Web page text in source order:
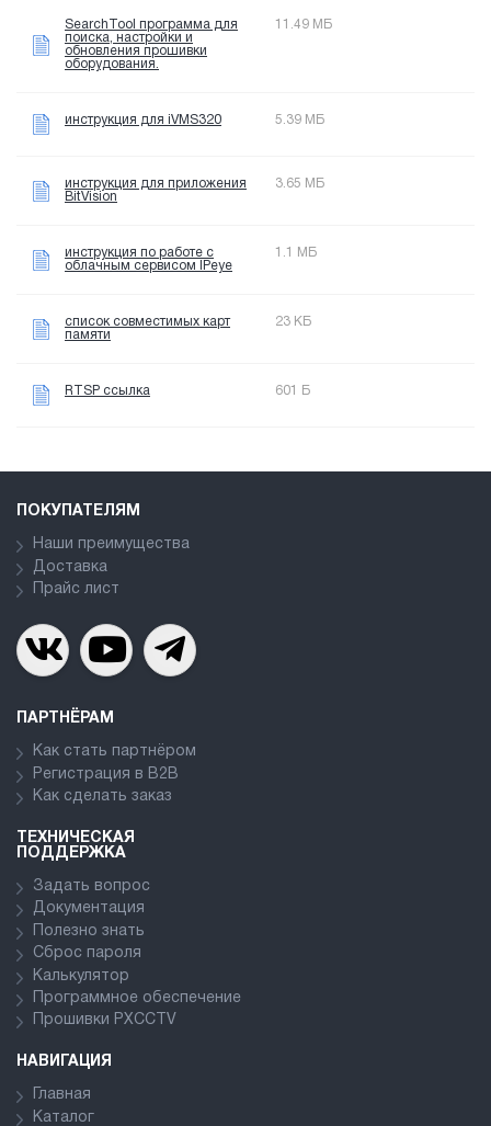
SearchTool программа для
поиска, настройки и
обновления прошивки
оборудования.
11.49 МБ
инструкция для iVMS320 5.39 МБ
инструкция для приложения
BitVision
3.65 МБ
инструкция по работе с
облачным сервисом IPeye
1.1 МБ
список совместимых карт
памяти
23 КБ
RTSP ссылка 601 Б
ПОКУПАТЕЛЯМ
Наши преимущества
Доставка
Прайс лист
ПАРТНЁРАМ
Как стать партнёром
Регистрация в В2В
Как сделать заказ
ТЕХНИЧЕСКАЯ
ПОДДЕРЖКА
Задать вопрос
Документация
Полезно знать
Сброс пароля
Калькулятор
Программное обеспечение
Прошивки PXCCTV
НАВИГАЦИЯ
Главная
Каталог